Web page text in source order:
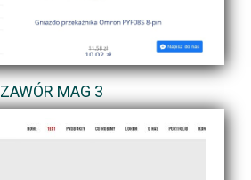
ZAWÓR MAG 3